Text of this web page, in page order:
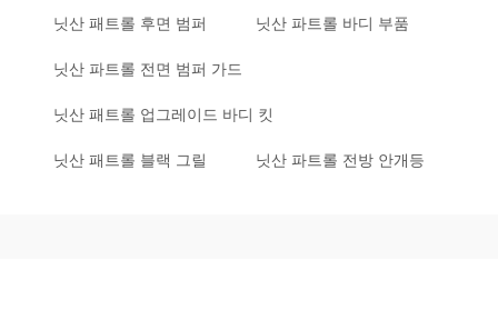
닛산 패트롤 후면 범퍼 닛산 파트롤 바디 부품
닛산 파트롤 전면 범퍼 가드
닛산 패트롤 업그레이드 바디 킷
닛산 패트롤 블랙 그릴 닛산 파트롤 전방 안개등